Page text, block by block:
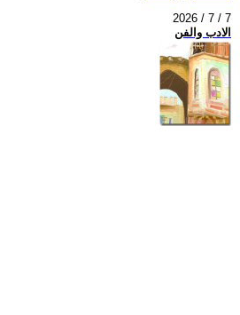
2026 / 7 / 7
الادب والفن